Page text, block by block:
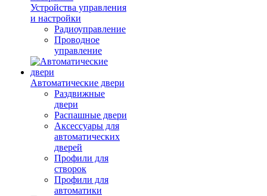
Устройства управления
и настройки
Радиоуправление
Проводное
управление
Автоматические двери
Раздвижные
двери
Распашные двери
Аксессуары для
автоматических
дверей
Профили для
створок
Профили для
автоматики